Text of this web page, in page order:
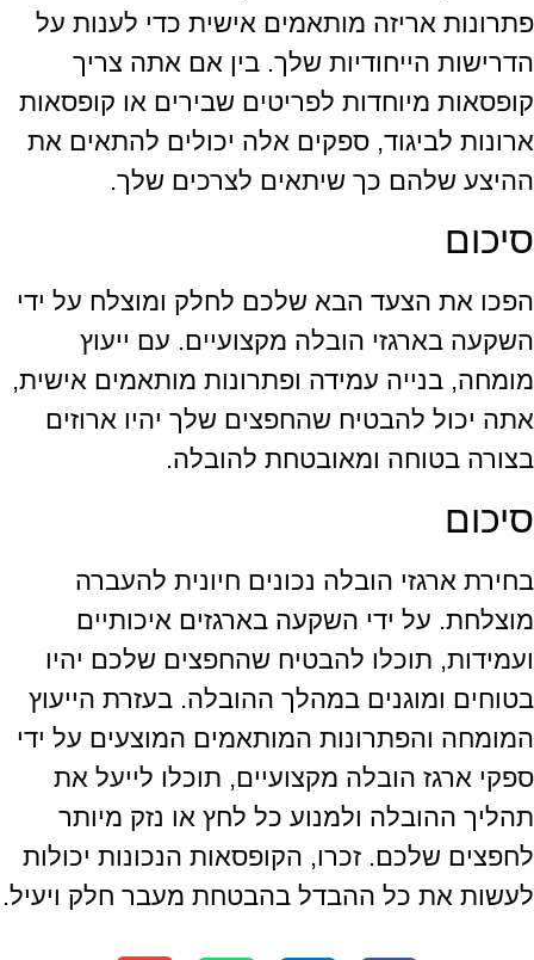
פתרונות אריזה מותאמים אישית כדי לענות על
הדרישות הייחודיות שלך. בין אם אתה צריך
קופסאות מיוחדות לפריטים שבירים או קופסאות
ארונות לביגוד, ספקים אלה יכולים להתאים את
ההיצע שלהם כך שיתאים לצרכים שלך.
סיכום
הפכו את הצעד הבא שלכם לחלק ומוצלח על ידי
השקעה בארגזי הובלה מקצועיים. עם ייעוץ
מומחה, בנייה עמידה ופתרונות מותאמים אישית,
אתה יכול להבטיח שהחפצים שלך יהיו ארוזים
בצורה בטוחה ומאובטחת להובלה.
סיכום
בחירת ארגזי הובלה נכונים חיונית להעברה
מוצלחת. על ידי השקעה בארגזים איכותיים
ועמידות, תוכלו להבטיח שהחפצים שלכם יהיו
בטוחים ומוגנים במהלך ההובלה. בעזרת הייעוץ
המומחה והפתרונות המותאמים המוצעים על ידי
ספקי ארגז הובלה מקצועיים, תוכלו לייעל את
תהליך ההובלה ולמנוע כל לחץ או נזק מיותר
לחפצים שלכם. זכרו, הקופסאות הנכונות יכולות
לעשות את כל ההבדל בהבטחת מעבר חלק ויעיל.